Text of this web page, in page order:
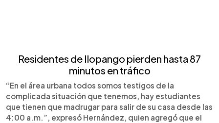
Residentes de Ilopango pierden hasta 87
minutos en tráfico
“En el área urbana todos somos testigos de la
complicada situación que tenemos, hay estudiantes
que tienen que madrugar para salir de su casa desde las
4:00 a.m.”, expresó Hernández, quien agregó que el